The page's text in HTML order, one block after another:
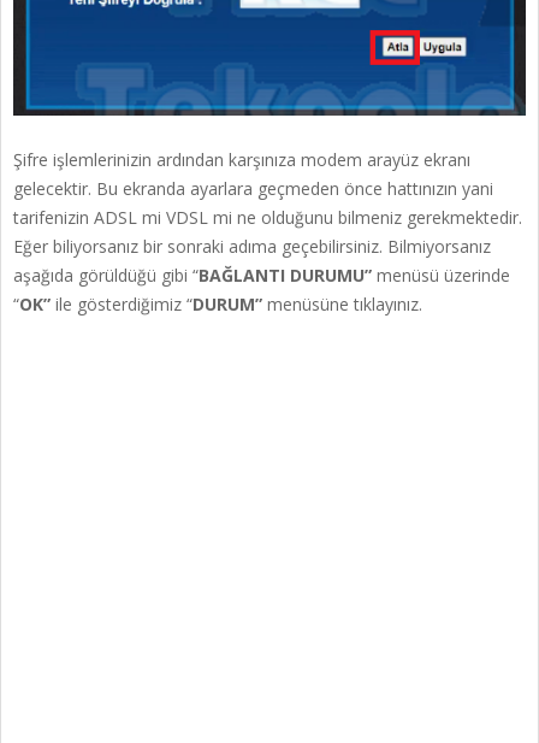
Şifre işlemlerinizin ardından karşınıza modem arayüz ekranı
gelecektir. Bu ekranda ayarlara geçmeden önce hattınızın yani
tarifenizin ADSL mi VDSL mi ne olduğunu bilmeniz gerekmektedir.
Eğer biliyorsanız bir sonraki adıma geçebilirsiniz. Bilmiyorsanız
aşağıda görüldüğü gibi “BAĞLANTI DURUMU” menüsü üzerinde
“OK” ile gösterdiğimiz “DURUM” menüsüne tıklayınız.